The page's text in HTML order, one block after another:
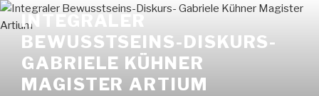
Zum
Inhalt
springen
INTEGRALER
BEWUSSTSEINS-DISKURS-
GABRIELE KÜHNER
MAGISTER ARTIUM